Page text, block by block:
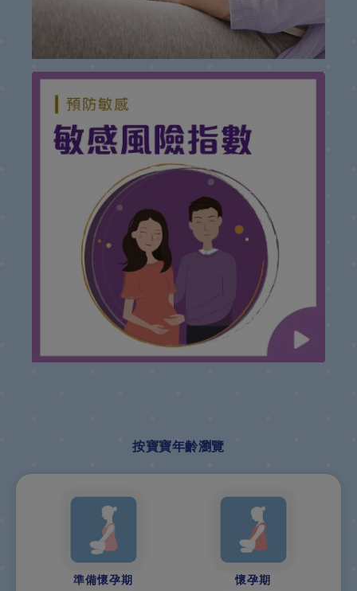
按寶寶年齡瀏覽
準備懷孕期 懷孕期